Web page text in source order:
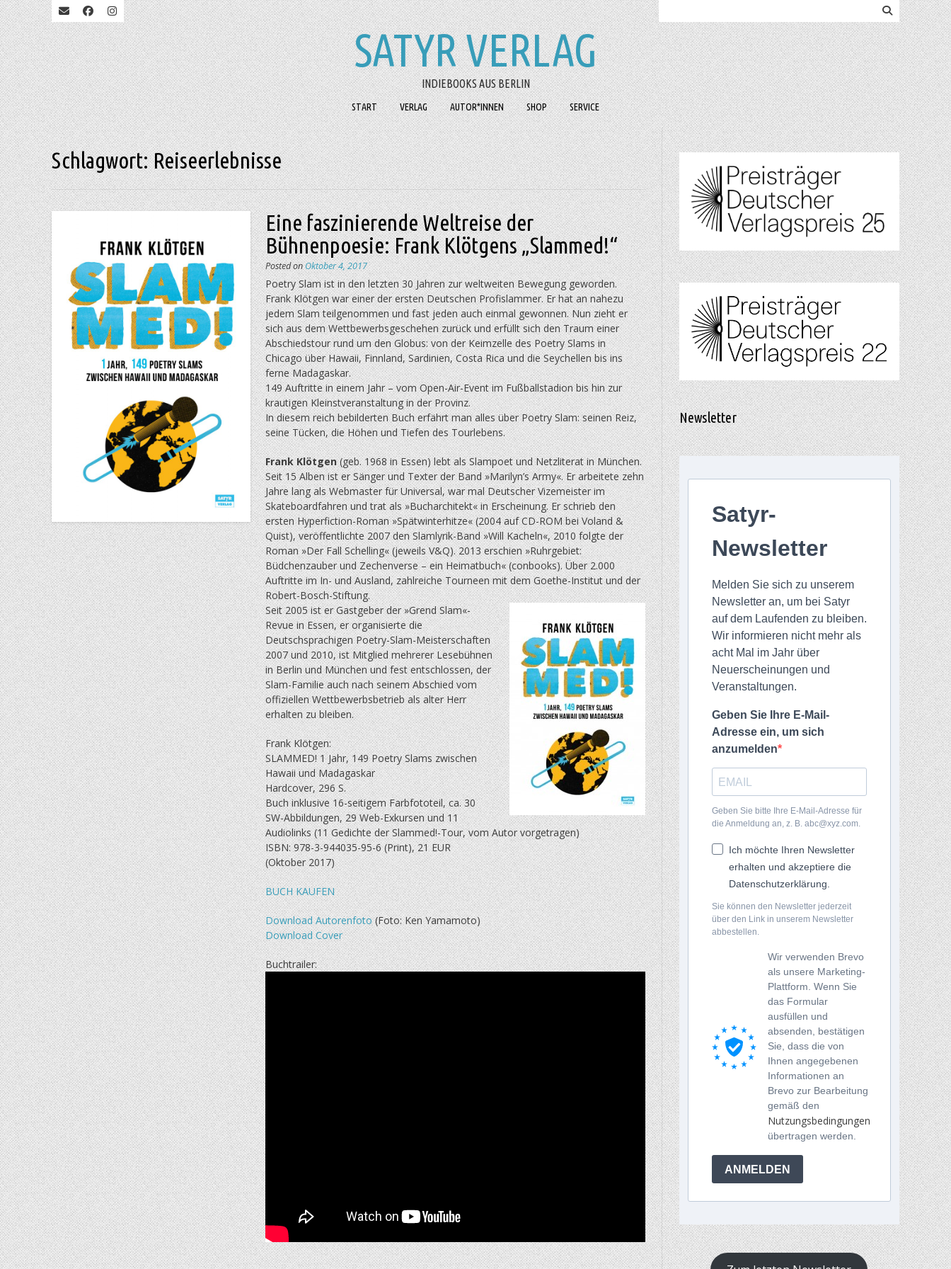
SATYR VERLAG
INDIEBOOKS AUS BERLIN
START VERLAG AUTOR*INNEN SHOP SERVICE
Schlagwort:Reiseerlebnisse
Eine faszinierende Weltreise der
Bühnenpoesie: Frank Klötgens „Slammed!“
Posted onOktober 4, 2017
Poetry Slam ist in den letzten 30 Jahren zur weltweiten Bewe­gung geworden.
Frank Klötgen war einer der ersten Deutschen Profislammer. Er hat an nahezu
jedem Slam teilgenommen und fast jeden auch einmal gewonnen. Nun zieht er
sich aus dem Wettbewerbsgeschehen zurück und erfüllt sich den Traum einer
Abschiedstour rund um den Globus: von der Keimzelle des Poetry Slams in
Chicago über Hawaii, Finnland, Sardinien, Costa Rica und die Seychellen bis ins
ferne Madagaskar.
149 Auftritte in einem Jahr – vom Open-Air-Event im Fußballstadion bis hin zur
krautigen Kleinstveranstaltung in der Provinz.
In diesem reich bebilderten Buch erfährt man alles über Poetry Slam: seinen Reiz,
seine Tücken, die Höhen und Tiefen des Tourlebens.
Frank Klötgen(geb. 1968 in Essen) lebt als Slampoet und Netzliterat in München.
Seit 15 Alben ist er Sänger und Texter der Band »Marilyn’s Army«. Er arbeitete zehn
Jahre lang als Webmaster für Universal, war mal Deutscher Vizemeister im
Skateboardfahren und trat als »Bucharchitekt« in Erscheinung. Er schrieb den
ersten Hyperfiction-Roman »Spät­winterhitze« (2004 auf CD-ROM bei Voland &
Quist), veröffentlichte 2007 den Slamlyrik-Band »Will Kacheln«, 2010 folgte der
Roman »Der Fall Schelling« (jeweils V&Q). 2013 erschien »Ruhrgebiet:
Büdchenzauber und Zechenverse – ein Heimatbuch« (conbooks). Über 2.000
Auftritte im In- und Ausland, zahlreiche Tourneen mit dem Goethe-Institut und der
Robert-Bosch-Stiftung.
Seit 2005 ist er Gastgeber der »Grend Slam«-
Revue in Essen, er organisierte die
Deutschsprachigen Poetry-Slam-Meisterschaften
2007 und 2010, ist Mitglied mehrerer Lesebühnen
in Berlin und München und fest entschlossen, der
Slam-Familie auch nach seinem Abschied vom
offiziellen Wettbewerbsbetrieb als alter Herr
erhalten zu bleiben.
Frank Klötgen:
SLAMMED! 1 Jahr, 149 Poetry Slams zwischen
Hawaii und Madagaskar
Hardcover, 296 S.
Buch inklusive 16-seitigem Farbfototeil, ca. 30
SW-Abbildungen, 29 Web-Exkursen und 11
Audiolinks (11 Gedichte der Slammed!-Tour, vom Autor vorgetragen)
ISBN: 978-3-944035-95-6 (Print), 21 EUR
(Oktober 2017)
BUCH KAUFEN
Download Autorenfoto(Foto: Ken Yamamoto)
Download Cover
Buchtrailer:
Newsletter
Satyr-
Newsletter
Melden Sie sich zu unserem
Newsletter an, um bei Satyr
auf dem Laufenden zu bleiben.
Wir informieren nicht mehr als
acht Mal im Jahr über
Neuerscheinungen und
Veranstaltungen.
Geben Sie Ihre E-Mail-
Adresse ein, um sich
anzumelden
Geben Sie bitte Ihre E-Mail-Adresse für
die Anmeldung an, z. B. abc@xyz.com.
Ich möchte Ihren Newsletter
erhalten und akzeptiere die
Datenschutzerklärung.
Sie können den Newsletter jederzeit
über den Link in unserem Newsletter
abbestellen.
Wir verwenden Brevo
als unsere Marketing-
Plattform. Wenn Sie
das Formular
ausfüllen und
absenden, bestätigen
Sie, dass die von
Ihnen angegebenen
Informationen an
Brevo zur Bearbeitung
gemäß den
Nutzungsbedingungen
übertragen werden.
ANMELDEN